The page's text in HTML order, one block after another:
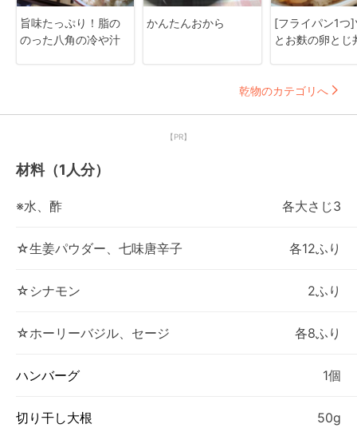
旨味たっぷり！脂の
のった八角の冷や汁
かんたんおから
[フライパン1つ]
とお麩の卵とじ
乾物のカテゴリへ
【PR】
材料（1人分）
※水、酢 各大さじ3
☆生姜パウダー、七味唐辛子 各12ふり
☆シナモン 2ふり
☆ホーリーバジル、セージ 各8ふり
ハンバーグ 1個
切り干し大根 50g